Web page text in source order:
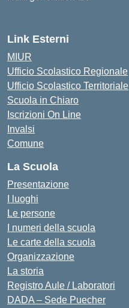
Link Esterni
MIUR
Ufficio Scolastico Regionale
Ufficio Scolastico Territoriale
Scuola in Chiaro
Iscrizioni On Line
Invalsi
Comune
La Scuola
Presentazione
I luoghi
Le persone
I numeri della scuola
Le carte della scuola
Organizzazione
La storia
Registro Aule / Laboratori
DADA – Sede Puecher